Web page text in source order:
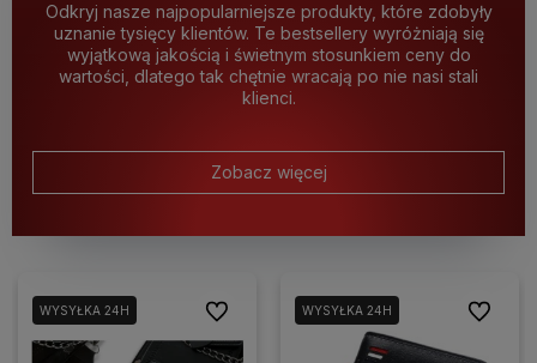
Odkryj nasze najpopularniejsze produkty, które zdobyły
uznanie tysięcy klientów. Te bestsellery wyróżniają się
wyjątkową jakością i świetnym stosunkiem ceny do
wartości, dlatego tak chętnie wracają po nie nasi stali
klienci.
Zobacz więcej
WYSYŁKA 24H Do ulubionychWYSYŁKA 24H Do